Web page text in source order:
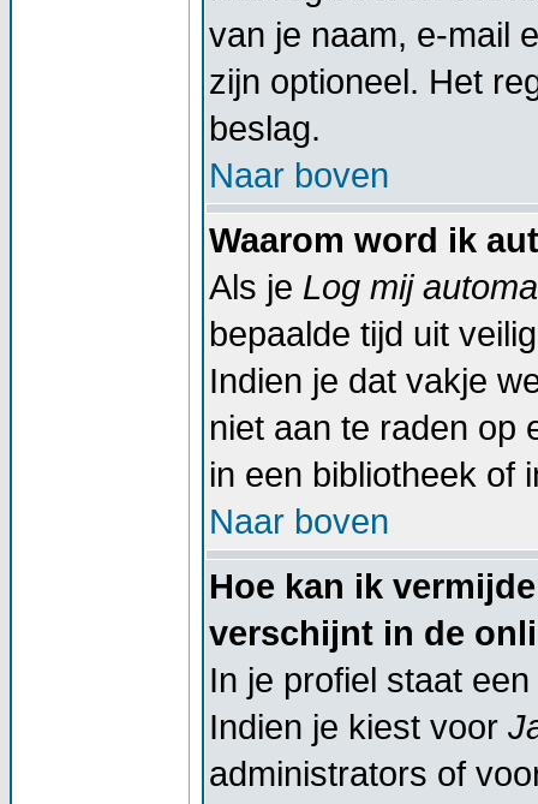
van je naam, e-mail
zijn optioneel. Het
beslag.
Naar boven
Waarom word ik
Als je Log mij
bepaalde tijd uit
Indien je dat vakje
niet aan te raden op
in een bibliotheek of
Naar boven
Hoe kan ik
verschijnt in de
In je profiel staat
Indien je kiest voor
administrators of